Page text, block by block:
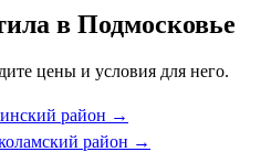
в Подмосковье
цены и условия для него.
район →
район →